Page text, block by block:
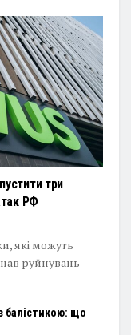
три
РФ
які можуть
руйнувань
балістикою: що